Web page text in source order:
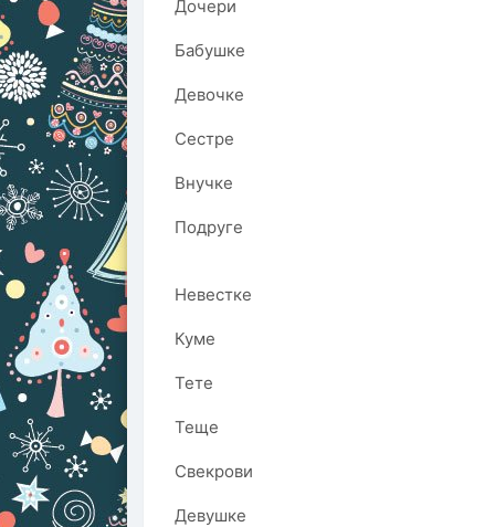
Дочери
Бабушке
Девочке
Сестре
Внучке
Подруге
Невестке
Куме
Тете
Теще
Свекрови
Девушке